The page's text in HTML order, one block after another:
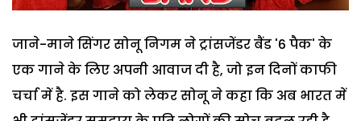
जाने-माने सिंगर सोनू निगम ने ट्रांसजेंडर बैंड '6 पैक' के
एक गाने के लिए अपनी आवाज दी है, जो इन दिनों काफी
चर्चा में है. इस गाने को लेकर सोनू ने कहा कि अब भारत में